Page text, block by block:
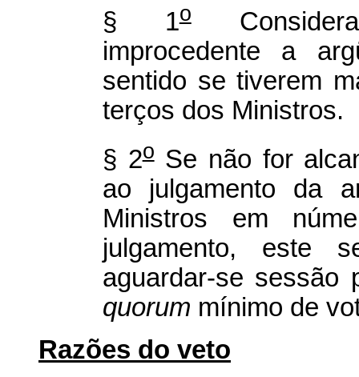
§ 1o
improcedente a
sentido se tiverem
terços dos Ministros.
§ 2oSe não for
ao julgamento da
Ministros em
julgamento, este
aguardar-se sessão
quorum mínimo de
Razões do veto